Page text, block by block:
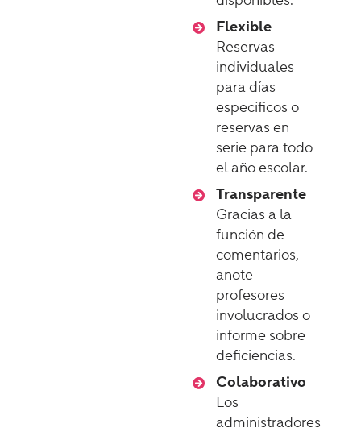
Flexible
Reservas
individuales
para días
específicos o
reservas en
serie para todo
el año escolar.
Transparente
Gracias a la
función de
comentarios,
anote
profesores
involucrados o
informe sobre
deficiencias.
Colaborativo
Los
administradores